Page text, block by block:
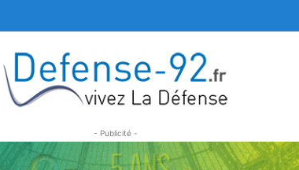
- Publicité -